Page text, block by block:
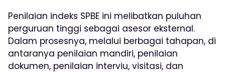
Penilaian indeks SPBE ini melibatkan puluhan
perguruan tinggi sebagai asesor eksternal.
Dalam prosesnya, melalui berbagai tahapan, di
antaranya penilaian mandiri, penilaian
dokumen, penilaian interviu, visitasi, dan